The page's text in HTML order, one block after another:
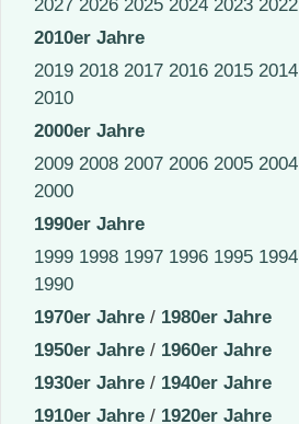
2027 2026 2025 2024 2023 2022
2010er Jahre
2019 2018 2017 2016 2015 2014
2010
2000er Jahre
2009 2008 2007 2006 2005 2004
2000
1990er Jahre
1999 1998 1997 1996 1995 1994
1990
1970er Jahre / 1980er Jahre
1950er Jahre / 1960er Jahre
1930er Jahre / 1940er Jahre
1910er Jahre / 1920er Jahre